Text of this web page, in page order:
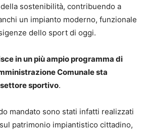
sostenibilità, contribuendo a
un impianto moderno, funzionale
dello sport di oggi.
in un più ampio programma di
Comunale sta
sportivo.
mandato sono stati infatti realizzati
patrimonio impiantistico cittadino,